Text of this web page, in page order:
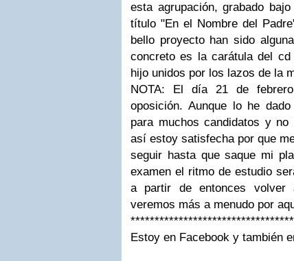
esta agrupación, grabado
título "En el Nombre del
bello proyecto han sido
concreto es la carátula del
hijo unidos por los lazos de la
NOTA: El día 21 de
oposición. Aunque lo he
para muchos candidatos y
así estoy satisfecha por que
seguir hasta que saque mi
examen el ritmo de estudio
a partir de entonces volver
veremos más a menudo por
Estoy en Facebook y también